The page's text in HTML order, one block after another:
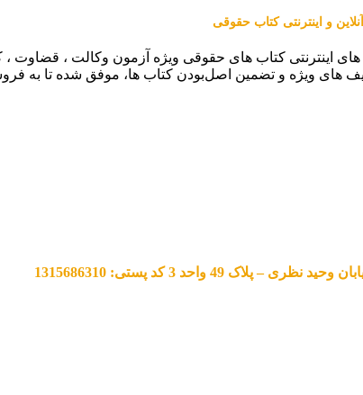
و اینترنتی کتاب حقوقی
اینترنتی کتاب های حقوقی ویژه آزمون وکالت ، قضاوت
های ویژه و تضمین اصل‌بودن کتاب ها، موفق شده تا به
49 واحد 3 کد پستی: 1315686310